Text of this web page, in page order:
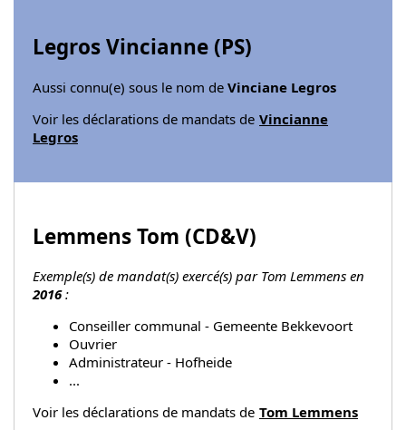
Legros Vincianne (PS)
Aussi connu(e) sous le nom de Vinciane Legros
Voir les déclarations de mandats de Vincianne
Legros
Lemmens Tom (CD&V)
Exemple(s) de mandat(s) exercé(s) par Tom Lemmens en
2016:
Conseiller communal - Gemeente Bekkevoort
Ouvrier
Administrateur - Hofheide
...
Voir les déclarations de mandats de Tom Lemmens